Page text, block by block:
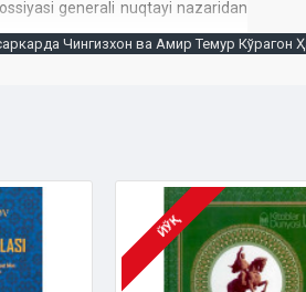
generali nuqtayi nazaridan
Amir Temur davrlarini yoritishda
mutaxassislar, siyosatshunoslar,
Unda tasvirlangan voqea va
uchun kitob so'ngida keltirilgan
Чингизхон ва Амир Темур Кўрагон
ЙЎҚ